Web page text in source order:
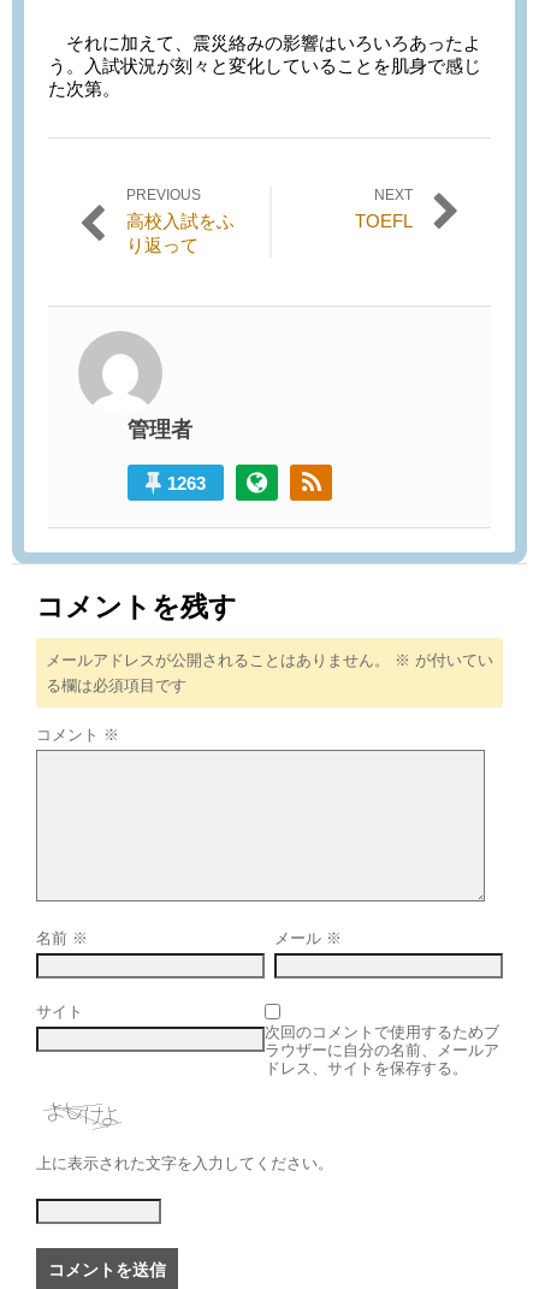
それに加えて、震災絡みの影響はいろいろあったよ
う。入試状況が刻々と変化していることを肌身で感じ
た次第。
投稿ナビゲーション
PREVIOUS
Previous
post:
高校入試をふ
り返って
NEXT
TOEFL
管理者
1263
コメントを残す
メールアドレスが公開されることはありません。 ※ が付いてい
る欄は必須項目です
コメント ※
名前 ※ メール ※
サイト
次回のコメントで使用するためブ
ラウザーに自分の名前、メールア
ドレス、サイトを保存する。
上に表示された文字を入力してください。